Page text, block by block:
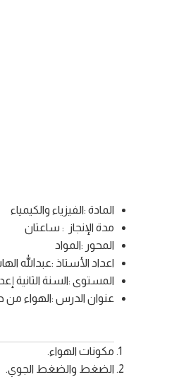
المادة :الفيزياء والكيمياء
مدة الإنجاز : ساعتان
المحور :المواد
اعداد الأستاذ :عبدالله
المستوى :السنة الثانية
عنوان الدرس :الهواء من
مكونات الهواء.
الضغط والضغط الجوي.